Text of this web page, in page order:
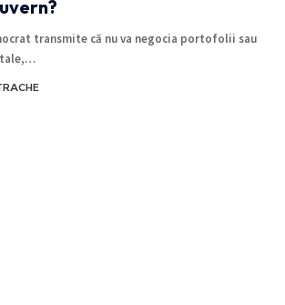
transmite că nu va negocia portofolii sau